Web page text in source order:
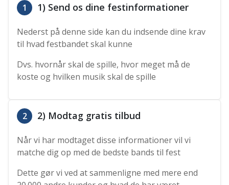
1 1) Send os dine festinformationer
Nederst på denne side kan du indsende dine krav
til hvad festbandet skal kunne
Dvs. hvornår skal de spille, hvor meget må de
koste og hvilken musik skal de spille
2 2) Modtag gratis tilbud
Når vi har modtaget disse informationer vil vi
matche dig op med de bedste bands til fest
Dette gør vi ved at sammenligne med mere end